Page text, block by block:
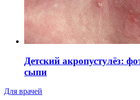
Детский акропустулёз:
сыпи
Для врачей